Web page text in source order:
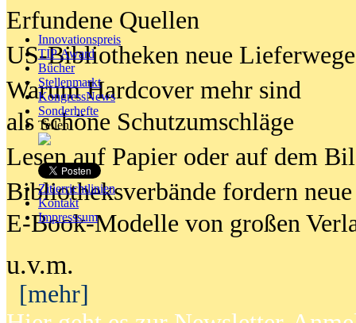
Innovationspreis
TIP Award
Bücher
Stellenmarkt
KongressNews
Sonderhefte
Teilen
Zitierrichtlinien
Kontakt
Impresssum
Erfundene Quellen
US-Bibliotheken neue Lieferwege
Warum Hardcover mehr sind
als schöne Schutzumschläge
Lesen auf Papier oder auf dem
Bibliotheksverbände fordern neue
E-Book-Modelle von großen
u.v.m.
[mehr]